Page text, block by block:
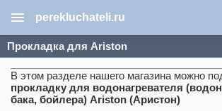
perekluchateli.ru
Прокладка для Ariston
В этом разделе нашего магазина можно
прокладку для водонагревателя
бака, бойлера) Ariston (Аристон)